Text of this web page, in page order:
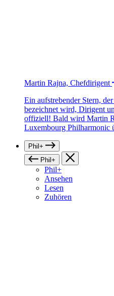
Martin Rajna, Chefdirigent
Ein aufstrebender Stern,
bezeichnet wird, Dirigent
offiziell! Bald wird Martin
Luxembourg Philharmonic
Phil+
Phil+
Phil+
Ansehen
Lesen
Zuhören